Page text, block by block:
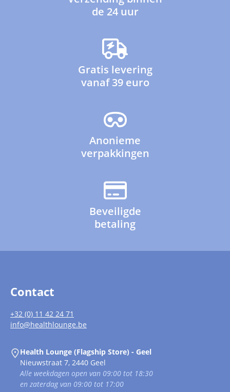
de 24 uur
Gratis levering
vanaf 39 euro
Anonieme
verpakkingen
Beveiligde
betaling
Contact
+32 (0) 11 42 24 71
info@healthlounge.be
Health Lounge (Flagship Store) - Geel
Nieuwstraat 7, 2440 Geel
Alle weekdagen open van 09:00 tot 18:30
en zaterdag van 09:00 tot 17:00